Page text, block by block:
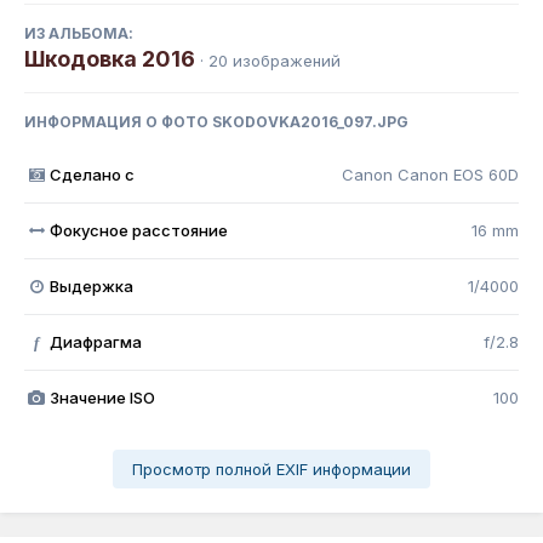
ИЗ АЛЬБОМА:
Шкодовка 2016 · 20 изображений
ИНФОРМАЦИЯ О ФОТО SKODOVKA2016_097.JPG
Сделано с Canon Canon EOS 60D
Фокусное расстояние 16 mm
Выдержка 1/4000
f Диафрагма f/2.8
Значение ISO 100
Просмотр полной EXIF информации